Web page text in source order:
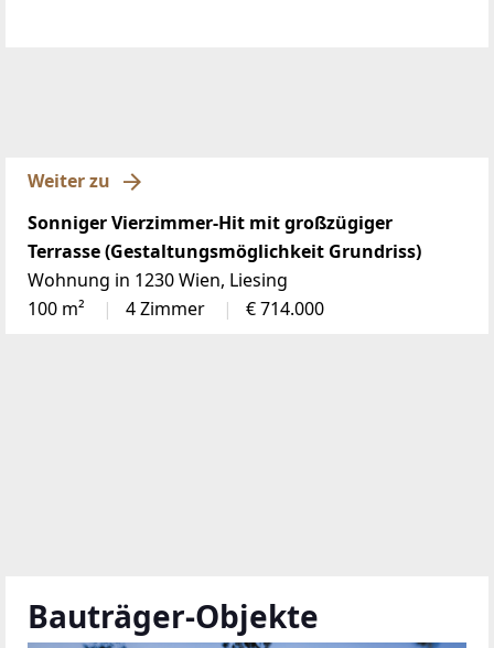
Weiter zu
Sonniger Vierzimmer-Hit mit großzügiger
Terrasse (Gestaltungsmöglichkeit Grundriss)
Wohnung in 1230 Wien, Liesing
100 m²
4 Zimmer € 714.000
Bauträger-Objekte